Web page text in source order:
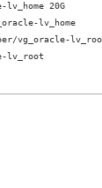
20G
lv_home
vg_oracle-
lv_root